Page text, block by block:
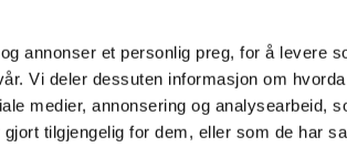
annonser et personlig preg, for å levere
Vi deler dessuten informasjon om
medier, annonsering og analysearbeid,
tilgjengelig for dem, eller som de har